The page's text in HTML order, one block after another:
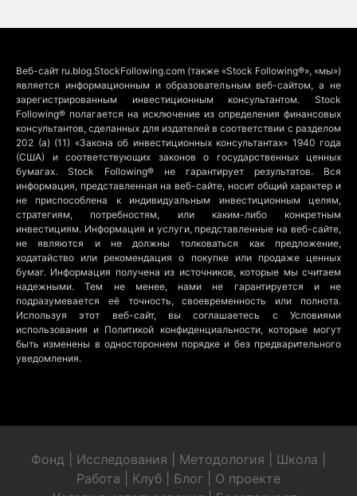
Веб-сайт ru.blog.StockFollowing.com (также «Stock Following®», «мы»)
является информационным и образовательным веб-сайтом, а не
зарегистрированным инвестиционным консультантом. Stock
Following® полагается на исключение из определения финансовых
консультантов, сделанных для издателей в соответствии с разделом
202 (a) (11) «Закона об инвестиционных консультантах» 1940 года
(США) и соответствующих законов о государственных ценных
бумагах. Stock Following® не гарантирует результатов. Вся
информация, представленная на веб-сайте, носит общий характер и
не приспособлена к индивидуальным инвестиционным целям,
стратегиям, потребностям, или каким-либо конкретным
инвестициям. Информация и услуги, представленные на веб-сайте,
не являются и не должны толковаться как предложение,
ходатайство или рекомендация о покупке или продаже ценных
бумаг. Информация получена из источников, которые мы считаем
надежными. Тем не менее, нами не гарантируется и не
подразумевается её точность, своевременность или полнота.
Используя этот веб-сайт, вы соглашаетесь с Условиями
использования и Политикой конфиденциальности, которые могут
быть изменены в одностороннем порядке и без предварительного
уведомления.
Фонд Исследования Методология Школа
Работа
Клуб Блог
О проекте